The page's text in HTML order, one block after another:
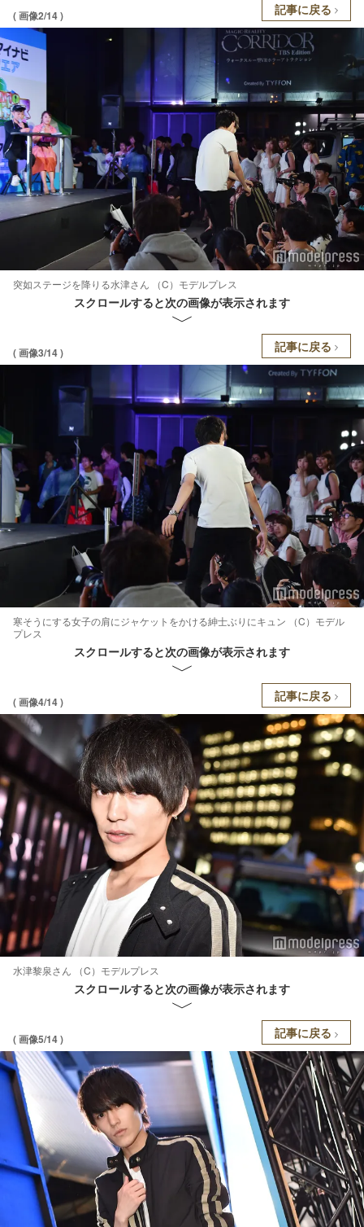
( 画像2/14 ) 記事に戻る
突如ステージを降りる水津さん （C）モデルプレス
スクロールすると次の画像が表示されます
( 画像3/14 ) 記事に戻る
寒そうにする女子の肩にジャケットをかける紳士ぶりにキュン （C）モデル
プレス
スクロールすると次の画像が表示されます
( 画像4/14 ) 記事に戻る
水津黎泉さん （C）モデルプレス
スクロールすると次の画像が表示されます
( 画像5/14 ) 記事に戻る